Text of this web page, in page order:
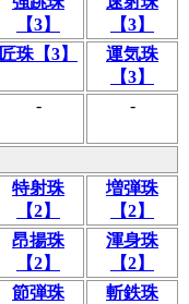
【3】
【3】
匠珠【3】
運気珠
【3】
- -
特射珠
【2】
増弾珠
【2】
昂揚珠
【2】
渾身珠
【2】
節弾珠
斬鉄珠